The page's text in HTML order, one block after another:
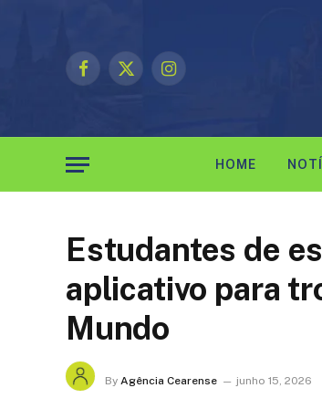
Facebook
X
Instagram
HOME
Estudantes de
aplicativo para
Mundo
By Agência Cearense junho 15, 2026